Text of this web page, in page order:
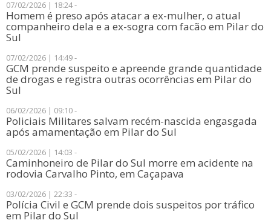
07/02/2026 | 18:24 -
Homem é preso após atacar a ex-mulher, o atual
companheiro dela e a ex-sogra com facão em Pilar do
Sul
07/02/2026 | 14:49 -
GCM prende suspeito e apreende grande quantidade
de drogas e registra outras ocorrências em Pilar do
Sul
06/02/2026 | 09:10 -
​Policiais Militares salvam recém-nascida engasgada
após amamentação em Pilar do Sul
05/02/2026 | 14:03 -
Caminhoneiro de Pilar do Sul morre em acidente na
rodovia Carvalho Pinto, em Caçapava
03/02/2026 | 22:33 -
​Polícia Civil e GCM prende dois suspeitos por tráfico
em Pilar do Sul